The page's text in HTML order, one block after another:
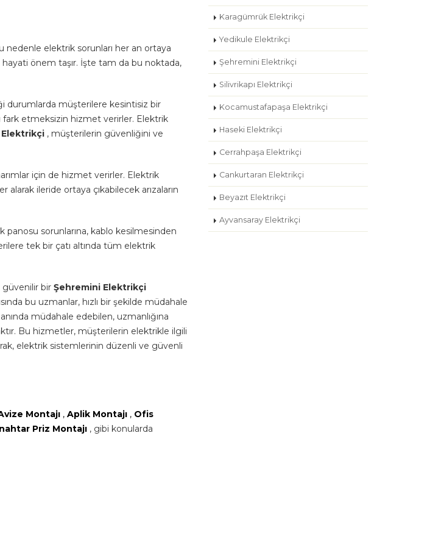
elektrik sorunları her an ortaya
hayati önem taşır. İşte tam da bu noktada,
durumlarda müşterilere kesintisiz bir
etmeksizin hizmet verirler. Elektrik
, müşterilerin güvenliğini ve
için de hizmet verirler. Elektrik
ileride ortaya çıkabilecek arızaların
panosu sorunlarına, kablo kesilmesinden
tek bir çatı altında tüm elektrik
güvenilir bir Şehremini Elektrikçi
bu uzmanlar, hızlı bir şekilde müdahale
müdahale edebilen, uzmanlığına
Bu hizmetler, müşterilerin elektrikle ilgili
elektrik sistemlerinin düzenli ve güvenli
Montajı , Aplik Montajı , Ofis
Priz Montajı , gibi konularda
Karagümrük Elektrikçi
Yedikule Elektrikçi
Şehremini Elektrikçi
Silivrikapı Elektrikçi
Kocamustafapaşa Elektrikçi
Haseki Elektrikçi
Cerrahpaşa Elektrikçi
Cankurtaran Elektrikçi
Beyazıt Elektrikçi
Ayvansaray Elektrikçi